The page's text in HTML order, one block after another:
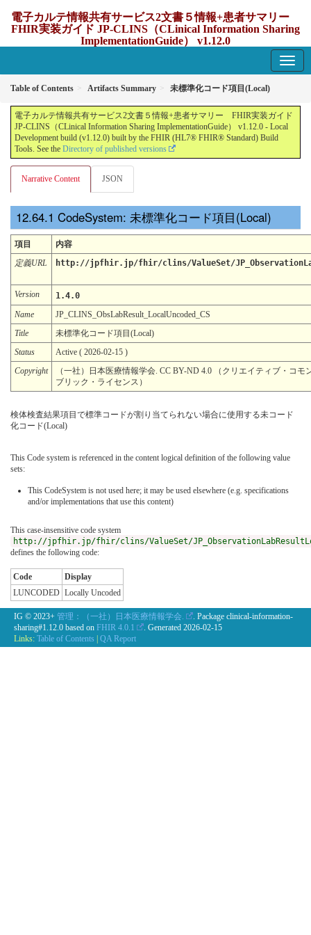
電子カルテ情報共有サービス2文書５情報+患者サマリー
FHIR実装ガイド JP-CLINS（CLinical Information Sharing
ImplementationGuide） v1.12.0
Table of Contents Artifacts Summary 未標準化コード項目(Local)
電子カルテ情報共有サービス2文書５情報+患者サマリー FHIR実装ガイド
JP-CLINS（CLinical Information Sharing ImplementationGuide） v1.12.0 - Local
Development build (v1.12.0) built by the FHIR (HL7® FHIR® Standard) Build
Tools. See the Directory of published versions
Narrative Content JSON
CodeSystem: 未標準化コード項目(Local)
項目
内容
定義URL
http://jpfhir.jp/fhir/clins/ValueSet/
Version
1.4.0
Name
JP_CLINS_ObsLabResult_LocalUncoded_CS
Title
未標準化コード項目(Local)
Status
Active ( 2026-02-15 )
Copyright
（一社）日本医療情報学会. CC BY-ND 4.0 （クリエイティブ・コモ
ブリック・ライセンス）
検体検査結果項目で標準コードが割り当てられない場合に使用する未コード
化コード(Local)
This Code system is referenced in the content logical definition of the following value
sets:
This CodeSystem is not used here; it may be used elsewhere (e.g. specifications
and/or implementations that use this content)
This case-insensitive code system
http://jpfhir.jp/fhir/clins/ValueSet/
defines the following code:
Code
Display
LUNCODED Locally Uncoded
IG © 2023+ 管理：（一社）日本医療情報学会.
. Package clinical-information-
sharing#1.12.0 based on FHIR 4.0.1 . Generated 2026-02-15
Links: Table of Contents | QA Report